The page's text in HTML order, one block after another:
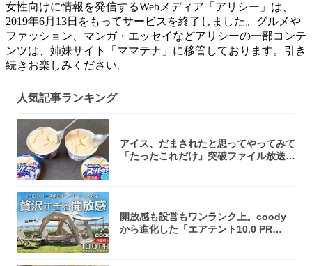
女性向けに情報を発信するWebメディア「アリシー」は、
2019年6月13日をもってサービスを終了しました。グルメや
ファッション、マンガ・エッセイなどアリシーの一部コンテ
ンツは、姉妹サイト「ママテナ」に移管しております。引き
続きお楽しみください。
人気記事ランキング
アイス、だまされたと思ってやってみて
「たったこれだけ」突破ファイル放送で
開放感も設営もワンランク上。coody
から進化した「エアテント10.0 PR